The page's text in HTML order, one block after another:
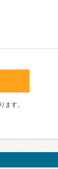
ます。